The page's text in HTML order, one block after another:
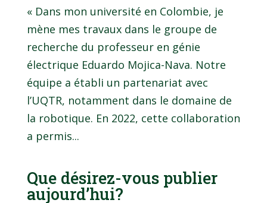
« Dans mon université en Colombie, je
mène mes travaux dans le groupe de
recherche du professeur en génie
électrique Eduardo Mojica-Nava. Notre
équipe a établi un partenariat avec
l’UQTR, notamment dans le domaine de
la robotique. En 2022, cette collaboration
a permis...
Que désirez-vous publier
aujourd’hui?